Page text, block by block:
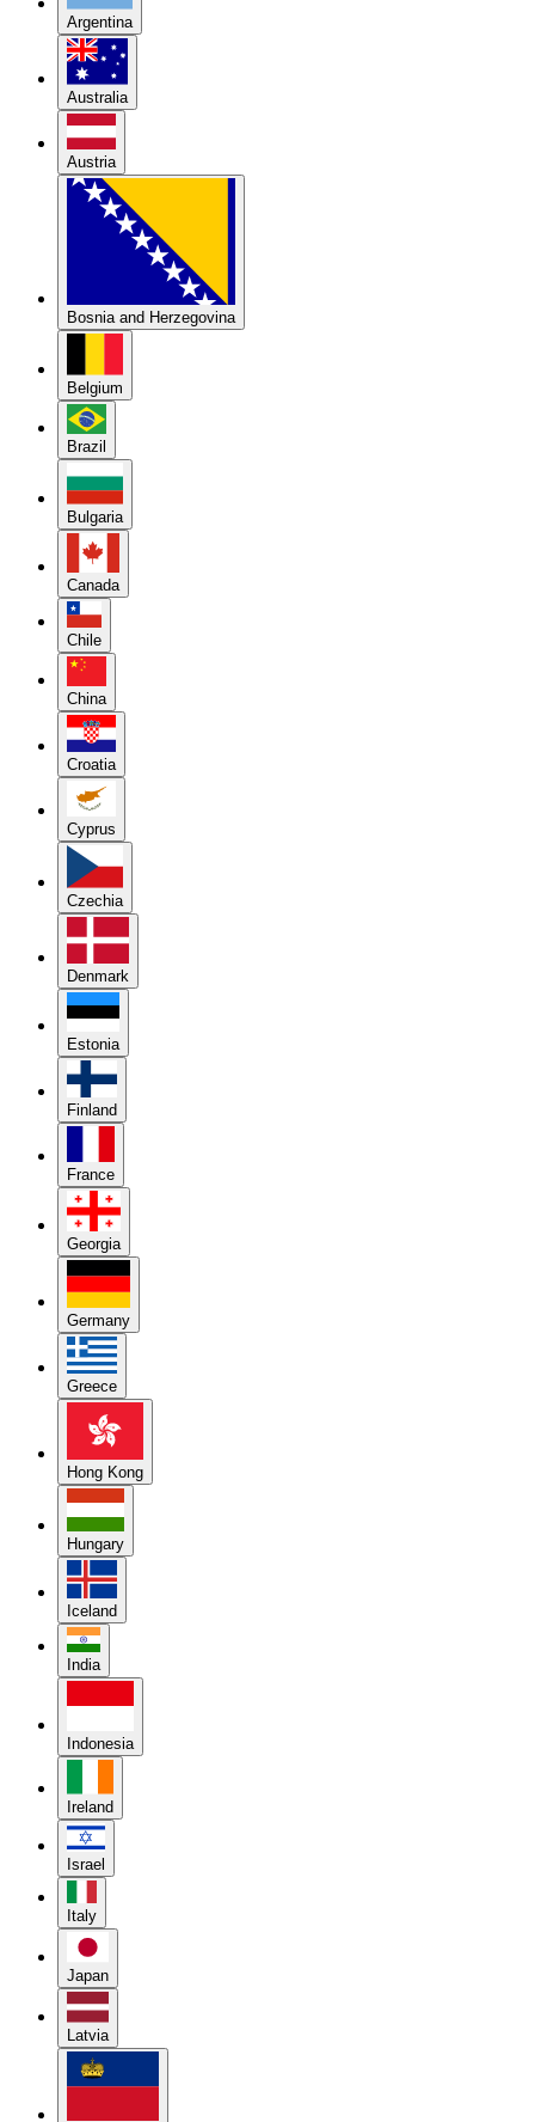
Argentina
Australia
Austria
Bosnia and Herzegovina
Belgium
Brazil
Bulgaria
Canada
Chile
China
Croatia
Cyprus
Czechia
Denmark
Estonia
Finland
France
Georgia
Germany
Greece
Hong Kong
Hungary
Iceland
India
Indonesia
Ireland
Israel
Italy
Japan
Latvia